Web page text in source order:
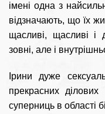
імені одна з
відзначають, що їх
щасливі, щасливі і
зовні, але і
Ірини дуже
прекрасних
суперниць в області